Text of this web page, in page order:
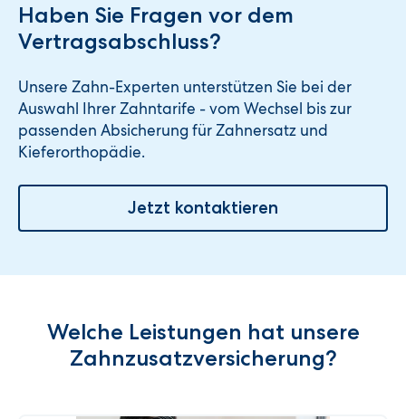
Haben Sie Fragen vor dem
Vertragsabschluss?
Unsere Zahn-Experten unterstützen Sie bei der
Auswahl Ihrer Zahntarife - vom Wechsel bis zur
passenden Absicherung für Zahnersatz und
Kieferorthopädie.
Jetzt kontaktieren
Welche Leistungen hat unsere
Zahnzusatzversicherung?